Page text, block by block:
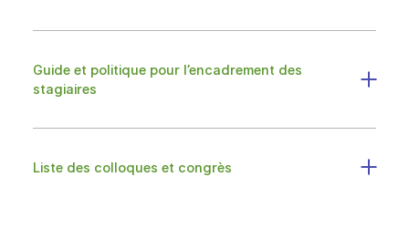
Guide et politique pour l’encadrement des
stagiaires
Liste des colloques et congrès